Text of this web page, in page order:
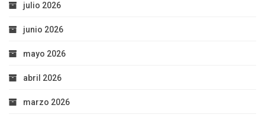
julio 2026
junio 2026
mayo 2026
abril 2026
marzo 2026